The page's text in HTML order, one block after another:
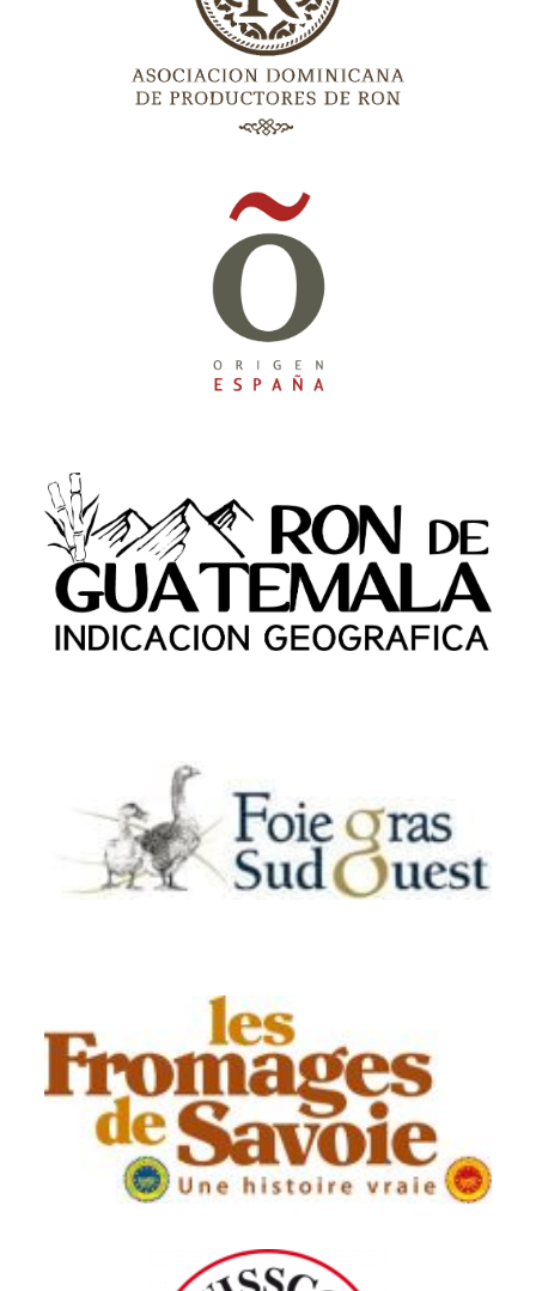
Asociación Dominicana de productores
de Ron (ADOPRON)
Asociación española de denominaciones
de origen (ORIGEN España)
Asociación Nacional de Fabricantes de
Alcoholes y Licores (ANFAL)
Association Canard à foie gras du Sud-
IGP (PALSO)
Association des Fromages Traditionnels
des Alpes Savoyardes (AFTAlp)